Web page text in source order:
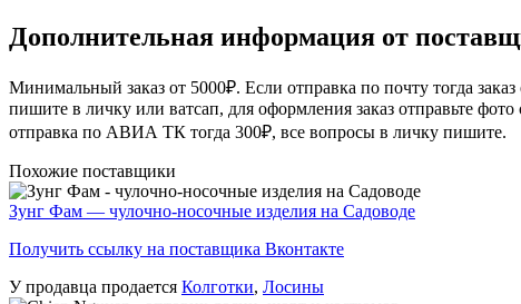
Дополнительная информация от
Минимальный заказ от 5000₽. Если отправка по почту тогда
пишите в личку или ватсап, для оформления заказ отправьте
отправка по АВИА ТК тогда 300₽, все вопросы в личку пишите.
Похожие поставщики
Зунг Фам — чулочно-носочные изделия на Садоводе
Получить ссылку на поставщика Вконтакте
У продавца продается Колготки, Лосины